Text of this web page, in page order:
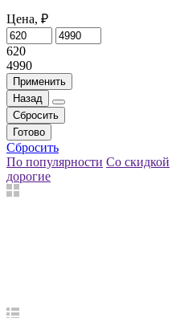
Цена, ₽
620
4990
Применить
Назад
Сбросить
Готово
Сбросить
По популярности Со скидкой
дорогие